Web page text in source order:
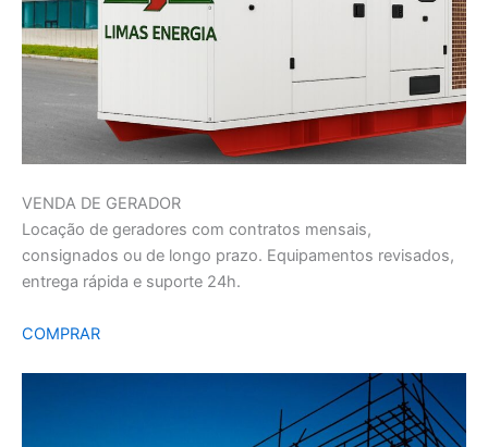
VENDA DE GERADOR
Locação de geradores com contratos mensais,
consignados ou de longo prazo. Equipamentos revisados,
entrega rápida e suporte 24h.
COMPRAR